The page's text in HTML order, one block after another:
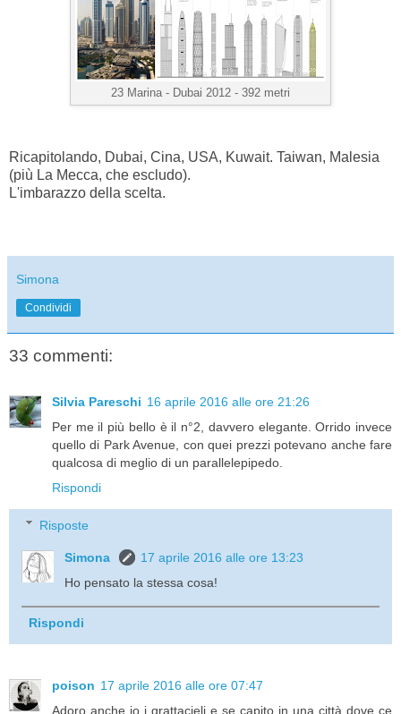
23 Marina - Dubai 2012 - 392 metri
Ricapitolando, Dubai, Cina, USA, Kuwait. Taiwan, Malesia
(più La Mecca, che escludo).
L'imbarazzo della scelta.
Simona
Condividi
33 commenti:
Silvia Pareschi 16 aprile 2016 alle ore 21:26
Per me il più bello è il n°2, davvero elegante. Orrido invece
quello di Park Avenue, con quei prezzi potevano anche fare
qualcosa di meglio di un parallelepipedo.
Rispondi
Risposte
Simona
17 aprile 2016 alle ore 13:23
Ho pensato la stessa cosa!
Rispondi
poison 17 aprile 2016 alle ore 07:47
Adoro anche io i grattacieli e se capito in una città dove ce